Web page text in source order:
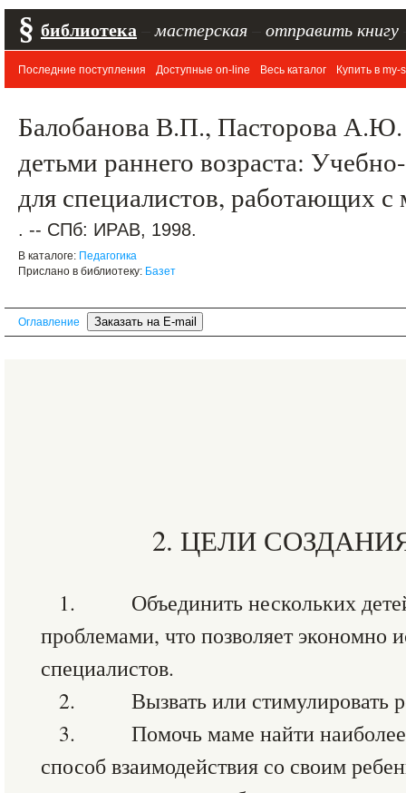
§ библиотека мастерская отправить книгу
Последние поступления Доступные on-line Весь каталог Купить в my-
Балобанова В.П., Пасторова А.Ю.
детьми раннего возраста:
для специалистов, работающих
. -- СПб: ИРАВ, 1998.
В каталоге: Педагогика
Прислано в библиотеку: Базет
Оглавление
2. ЦЕЛИ
1. Объединить нескольких
проблемами, что позволяет экономно
специалистов.
2. Вызвать или стимулировать
3. Помочь маме найти наиболее
способ взаимодействия со своим